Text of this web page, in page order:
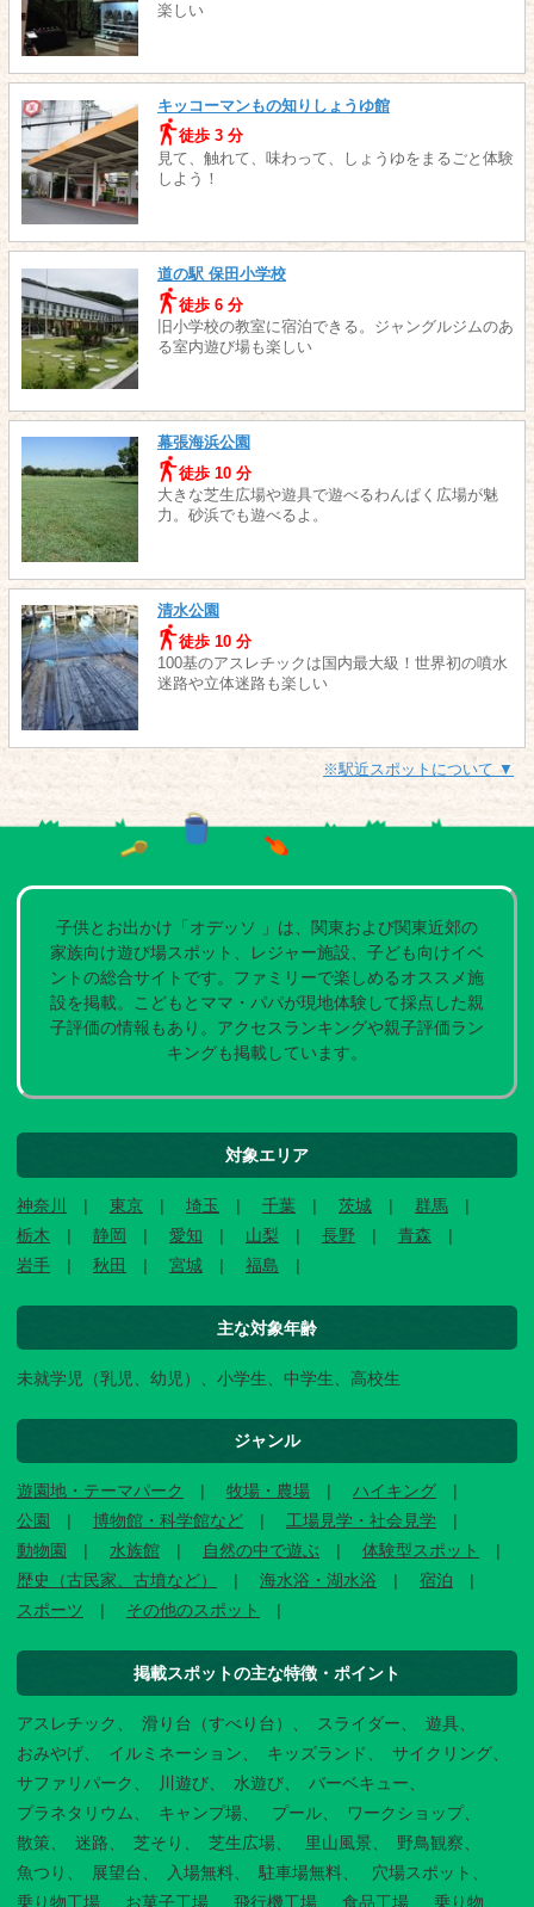
楽しい
キッコーマンもの知りしょうゆ館
徒歩 3 分
見て、触れて、味わって、しょうゆをまるごと体験
しよう！
道の駅 保田小学校
徒歩 6 分
旧小学校の教室に宿泊できる。ジャングルジムのあ
る室内遊び場も楽しい
幕張海浜公園
徒歩 10 分
大きな芝生広場や遊具で遊べるわんぱく広場が魅
力。砂浜でも遊べるよ。
清水公園
徒歩 10 分
100基のアスレチックは国内最大級！世界初の噴水
迷路や立体迷路も楽しい
※駅近スポットについて ▼
子供とお出かけ「オデッソ 」は、関東および関東近郊の
家族向け遊び場スポット、レジャー施設、子ども向けイベ
ントの総合サイトです。ファミリーで楽しめるオススメ施
設を掲載。こどもとママ・パパが現地体験して採点した親
子評価の情報もあり。アクセスランキングや親子評価ラン
キングも掲載しています。
対象エリア
神奈川 東京 埼玉 千葉 茨城
群馬
栃木
静岡 愛知 山梨 長野
青森
岩手
秋田 宮城 福島
主な対象年齢
未就学児（乳児、幼児）、小学生、中学生、高校生
ジャンル
遊園地・テーマパーク 牧場・農場
ハイキング
公園
博物館・科学館など
工場見学・社会見学
動物園
水族館 自然の中で遊ぶ
体験型スポット
歴史（古民家、古墳など）
海水浴・湖水浴
宿泊
スポーツ
その他のスポット
掲載スポットの主な特徴・ポイント
アスレチック 滑り台（すべり台） スライダー
遊具
おみやげ
イルミネーション キッズランド
サイクリング
サファリパーク
川遊び 水遊び
バーベキュー
プラネタリウム
キャンプ場 プール
ワークショップ
散策
迷路 芝そり 芝生広場 里山風景
野鳥観察
魚つり
展望台 入場無料 駐車場無料
穴場スポット
乗り物工場
お菓子工場 飛行機工場 食品工場 乗り物